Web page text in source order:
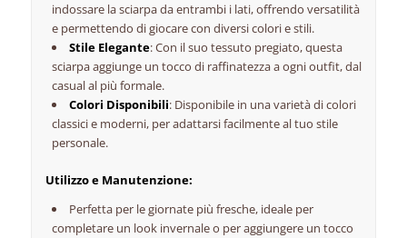
indossare la sciarpa da entrambi i lati, offrendo versatilità
e permettendo di giocare con diversi colori e stili.
Stile Elegante: Con il suo tessuto pregiato, questa
sciarpa aggiunge un tocco di raffinatezza a ogni outfit, dal
casual al più formale.
Colori Disponibili: Disponibile in una varietà di colori
classici e moderni, per adattarsi facilmente al tuo stile
personale.
Utilizzo e Manutenzione:
Perfetta per le giornate più fresche, ideale per
completare un look invernale o per aggiungere un tocco